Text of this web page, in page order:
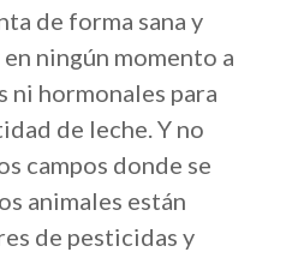
de forma sana y
ningún momento a
hormonales para
de leche. Y no
campos donde se
animales están
de pesticidas y